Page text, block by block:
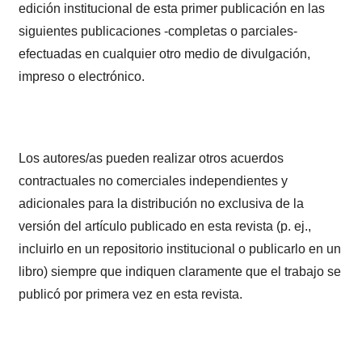
edición institucional de esta primer publicación en las
siguientes publicaciones -completas o parciales-
efectuadas en cualquier otro medio de divulgación,
impreso o electrónico.
Los autores/as pueden realizar otros acuerdos
contractuales no comerciales independientes y
adicionales para la distribución no exclusiva de la
versión del artículo publicado en esta revista (p. ej.,
incluirlo en un repositorio institucional o publicarlo en un
libro) siempre que indiquen claramente que el trabajo se
publicó por primera vez en esta revista.